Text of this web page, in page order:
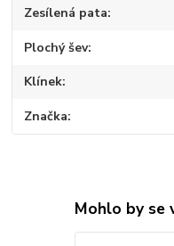
Zesílená pata
Plochý šev
Klínek
Značka
Mohlo by se